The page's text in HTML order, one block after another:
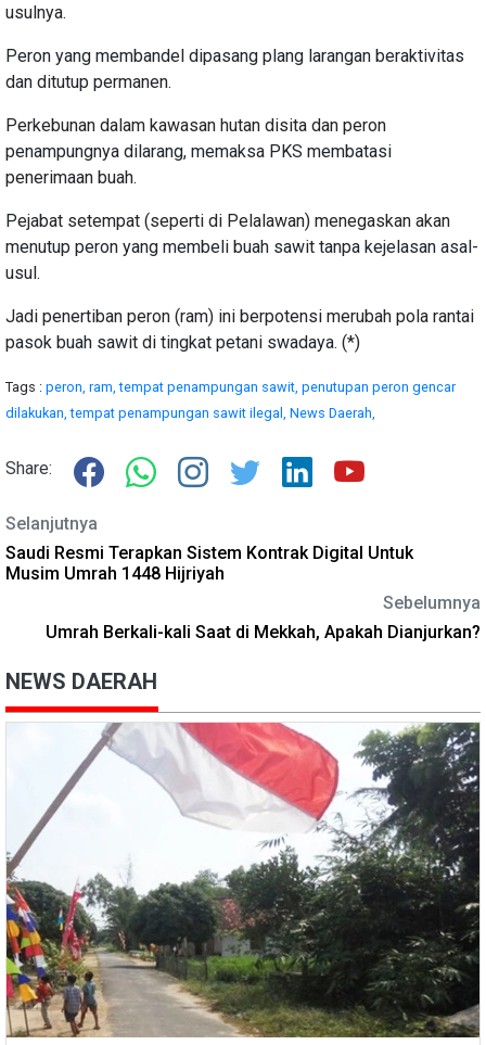
usulnya.
Peron yang membandel dipasang plang larangan beraktivitas
dan ditutup permanen.
Perkebunan dalam kawasan hutan disita dan peron
penampungnya dilarang, memaksa PKS membatasi
penerimaan buah.
Pejabat setempat (seperti di Pelalawan) menegaskan akan
menutup peron yang membeli buah sawit tanpa kejelasan asal-
usul.
Jadi penertiban peron (ram) ini berpotensi merubah pola rantai
pasok buah sawit di tingkat petani swadaya. (*)
Tags : peron, ram,tempat penampungan sawit, penutupan peron gencar
dilakukan,tempat penampungan sawit ilegal, News Daerah,
Share:
Selanjutnya
Saudi Resmi Terapkan Sistem Kontrak Digital Untuk
Musim Umrah 1448 Hijriyah
Sebelumnya
Umrah Berkali-kali Saat di Mekkah, Apakah Dianjurkan?
NEWS DAERAH